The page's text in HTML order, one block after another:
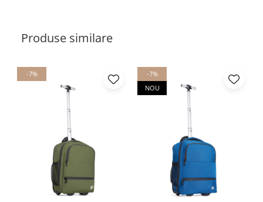
Produse similare
-7%
-7%
NOU